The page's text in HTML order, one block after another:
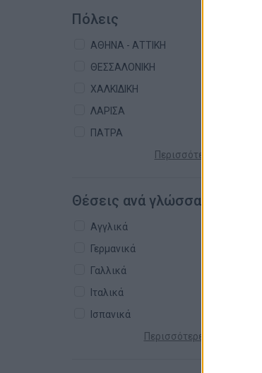
Πόλεις
ΑΘΗΝΑ - ΑΤΤΙΚΗ
ΘΕΣΣΑΛΟΝΙΚΗ
ΧΑΛΚΙΔΙΚΗ
ΛΑΡΙΣΑ
ΠΑΤΡΑ
Περισσότερες πόλεις +
Θέσεις ανά γλώσσα
Αγγλικά
Γερμανικά
Γαλλικά
Ιταλικά
Ισπανικά
Περισσότερες γλώσσες +